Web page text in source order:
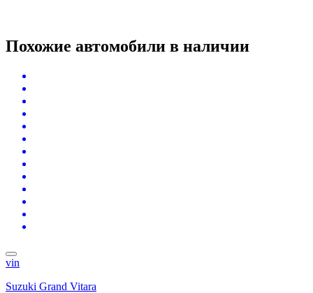
Похожие автомобили в наличии
vin
Suzuki Grand Vitara